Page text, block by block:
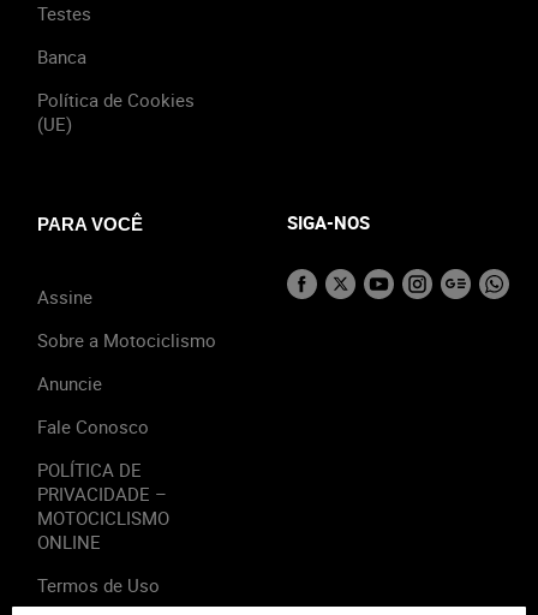
Testes
Banca
Política de Cookies
(UE)
PARA VOCÊ
Assine
Sobre a Motociclismo
Anuncie
Fale Conosco
POLÍTICA DE
PRIVACIDADE –
MOTOCICLISMO
ONLINE
Termos de Uso
SIGA-NOS